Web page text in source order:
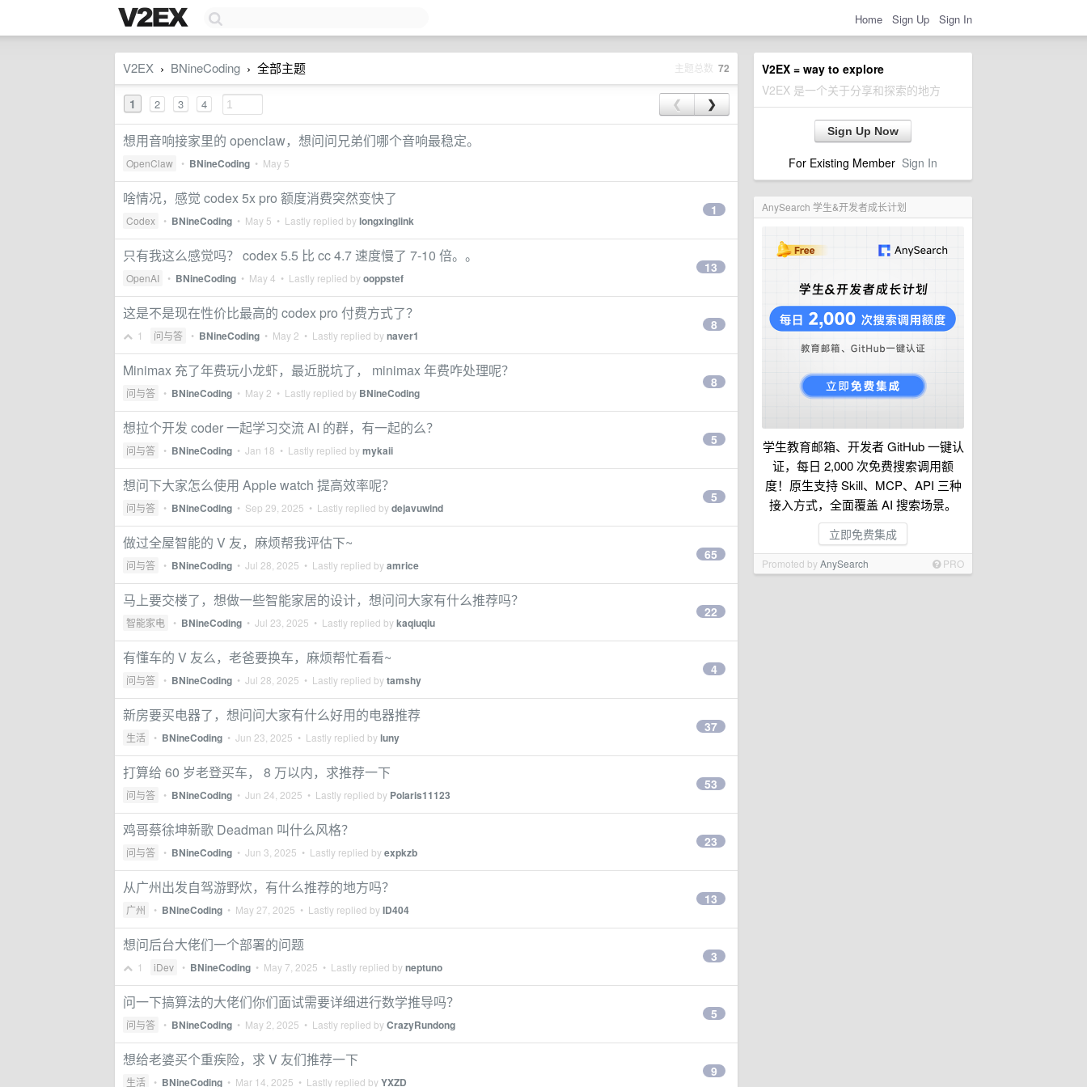
Home Sign Up Sign In
V2EX = way to explore
V2EX 是一个关于分享和探索的地方
Sign Up Now
For Existing Member Sign In
AnySearch 学生&开发者成长计划
学生教育邮箱、开发者 GitHub 一键认
证，每日 2,000 次免费搜索调用额
度！原生支持 Skill、MCP、API 三种
接入方式，全面覆盖 AI 搜索场景。
立即免费集成
Promoted byAnySearch PRO
V2EX › BNineCoding › 全部主题 主题总数 72
1 2 3 4 ❮ ❯
想用音响接家里的 openclaw，想问问兄弟们哪个音响最稳定。
OpenClaw • BNineCoding • May 5
啥情况，感觉 codex 5x pro 额度消费突然变快了
Codex • BNineCoding • May 5 • Lastly replied bylongxinglink
1
只有我这么感觉吗？ codex 5.5 比 cc 4.7 速度慢了 7-10 倍。。
OpenAI • BNineCoding • May 4 • Lastly replied byooppstef
13
这是不是现在性价比最高的 codex pro 付费方式了？
1 问与答 • BNineCoding • May 2 • Lastly replied bynaver1
8
Minimax 充了年费玩小龙虾，最近脱坑了， minimax 年费咋处理呢？
问与答 • BNineCoding • May 2 • Lastly replied by BNineCoding
8
想拉个开发 coder 一起学习交流 AI 的群，有一起的么？
问与答 • BNineCoding • Jan 18 • Lastly replied bymykaii
5
想问下大家怎么使用 Apple watch 提高效率呢？
问与答 • BNineCoding • Sep 29, 2025 • Lastly replied bydejavuwind
5
做过全屋智能的 V 友，麻烦帮我评估下~
问与答 • BNineCoding • Jul 28, 2025 • Lastly replied byamrice
65
马上要交楼了，想做一些智能家居的设计，想问问大家有什么推荐吗？
智能家电 • BNineCoding • Jul 23, 2025 • Lastly replied bykaqiuqiu
22
有懂车的 V 友么，老爸要换车，麻烦帮忙看看~
问与答 • BNineCoding • Jul 28, 2025 • Lastly replied bytamshy
4
新房要买电器了，想问问大家有什么好用的电器推荐
生活 • BNineCoding • Jun 23, 2025 • Lastly replied byluny
37
打算给 60 岁老登买车， 8 万以内，求推荐一下
问与答 • BNineCoding • Jun 24, 2025 • Lastly replied by Polaris11123
53
鸡哥蔡徐坤新歌 Deadman 叫什么风格？
问与答 • BNineCoding • Jun 3, 2025 • Lastly replied byexpkzb
23
从广州出发自驾游野炊，有什么推荐的地方吗？
广州 • BNineCoding • May 27, 2025 • Lastly replied byID404
13
想问后台大佬们一个部署的问题
1 iDev • BNineCoding • May 7, 2025 • Lastly replied byneptuno
3
问一下搞算法的大佬们你们面试需要详细进行数学推导吗？
问与答 • BNineCoding • May 2, 2025 • Lastly replied byCrazyRundong
5
想给老婆买个重疾险，求 V 友们推荐一下
生活 • BNineCoding • Mar 14, 2025 • Lastly replied byYXZD
9